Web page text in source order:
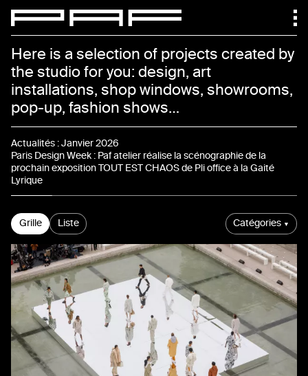
Paf atelier
Here is a selection of projects created by
the studio for you: design, art
installations, shop windows, showrooms,
pop-up, fashion shows…
Actualités:Janvier 2026
Paris Design Week : Paf atelier réalise la scénographie de la
prochain exposition TOUT EST CHAOS de Pli office à la Gaité
Lyrique
Projets
Grille Liste Catégories